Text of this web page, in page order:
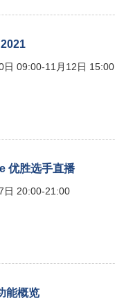
日 09:00-11月12日 15:00
优胜选手直播
日 20:00-21:00
能概览